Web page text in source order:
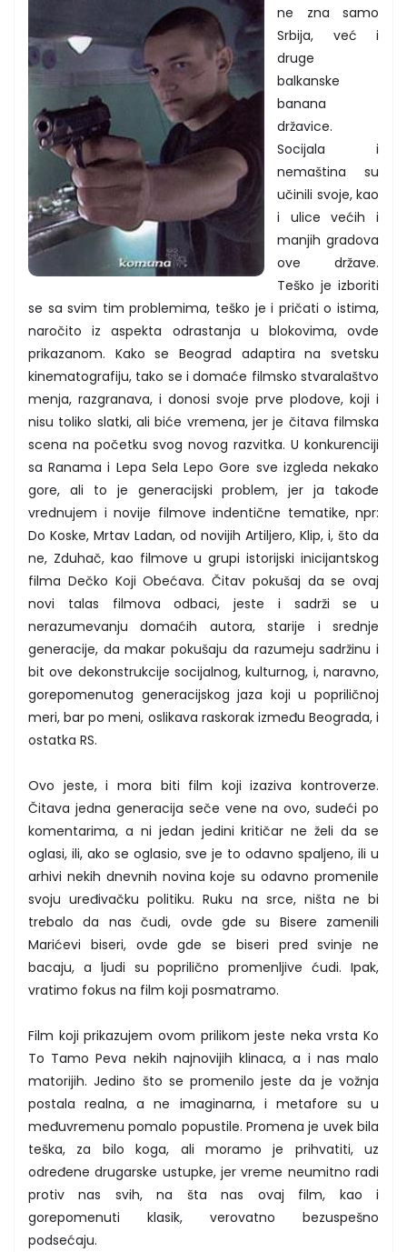
ne zna samo
Srbija, već i
druge
balkanske
banana
državice.
Socijala i
nemaština su
učinili svoje, kao
i ulice većih i
manjih gradova
ove države.
Teško je izboriti
se sa svim tim problemima, teško je i pričati o istima,
naročito iz aspekta odrastanja u blokovima, ovde
prikazanom. Kako se Beograd adaptira na svetsku
kinematografiju, tako se i domaće filmsko stvaralaštvo
menja, razgranava, i donosi svoje prve plodove, koji i
nisu toliko slatki, ali biće vremena, jer je čitava filmska
scena na početku svog novog razvitka. U konkurenciji
sa Ranama i Lepa Sela Lepo Gore sve izgleda nekako
gore, ali to je generacijski problem, jer ja takođe
vrednujem i novije filmove indentične tematike, npr:
Do Koske, Mrtav Ladan, od novijih Artiljero, Klip, i, što da
ne, Zduhač, kao filmove u grupi istorijski inicijantskog
filma Dečko Koji Obećava. Čitav pokušaj da se ovaj
novi talas filmova odbaci, jeste i sadrži se u
nerazumevanju domaćih autora, starije i srednje
generacije, da makar pokušaju da razumeju sadržinu i
bit ove dekonstrukcije socijalnog, kulturnog, i, naravno,
gorepomenutog generacijskog jaza koji u popriličnoj
meri, bar po meni, oslikava raskorak između Beograda, i
ostatka RS.
Ovo jeste, i mora biti film koji izaziva kontroverze.
Čitava jedna generacija seče vene na ovo, sudeći po
komentarima, a ni jedan jedini kritičar ne želi da se
oglasi, ili, ako se oglasio, sve je to odavno spaljeno, ili u
arhivi nekih dnevnih novina koje su odavno promenile
svoju uređivačku politiku. Ruku na srce, ništa ne bi
trebalo da nas čudi, ovde gde su Bisere zamenili
Marićevi biseri, ovde gde se biseri pred svinje ne
bacaju, a ljudi su poprilično promenljive ćudi. Ipak,
vratimo fokus na film koji posmatramo.
Film koji prikazujem ovom prilikom jeste neka vrsta Ko
To Tamo Peva nekih najnovijih klinaca, a i nas malo
matorijih. Jedino što se promenilo jeste da je vožnja
postala realna, a ne imaginarna, i metafore su u
međuvremenu pomalo popustile. Promena je uvek bila
teška, za bilo koga, ali moramo je prihvatiti, uz
određene drugarske ustupke, jer vreme neumitno radi
protiv nas svih, na šta nas ovaj film, kao i
gorepomenuti klasik, verovatno bezuspešno
podsećaju.